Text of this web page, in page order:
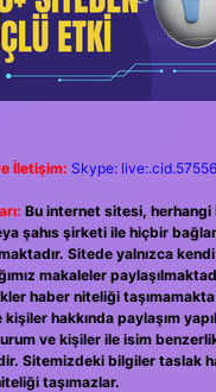
İletişim: Skype:
Bu internet sitesi, herhangi
şahıs şirketi ile hiçbir
Sitede yalnızca kendi
makaleler
haber niteliği
hakkında paylaşım
ve kişiler ile isim
Sitemizdeki bilgiler taslak
taşımazlar.